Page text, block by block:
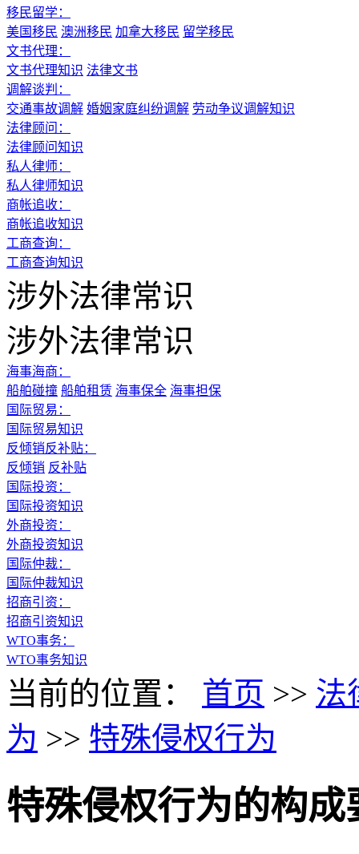
移民留学：
美国移民 澳洲移民 加拿大移民 留学移民
文书代理：
文书代理知识 法律文书
调解谈判：
交通事故调解 婚姻家庭纠纷调解 劳动争议调解知识
法律顾问：
法律顾问知识
私人律师：
私人律师知识
商帐追收：
商帐追收知识
工商查询：
工商查询知识
涉外法律常识
涉外法律常识
海事海商：
船舶碰撞 船舶租赁 海事保全 海事担保
国际贸易：
国际贸易知识
反倾销反补贴：
反倾销 反补贴
国际投资：
国际投资知识
外商投资：
外商投资知识
国际仲裁：
国际仲裁知识
招商引资：
招商引资知识
WTO事务：
WTO事务知识
当前的位置： 首页 >> 法
为 >> 特殊侵权行为
特殊侵权行为的构